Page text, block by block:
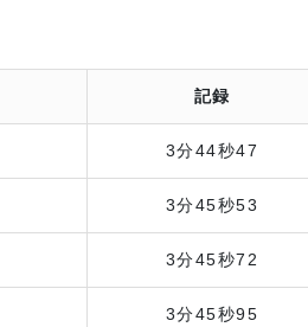
記録
3分44秒47
3分45秒53
3分45秒72
3分45秒95